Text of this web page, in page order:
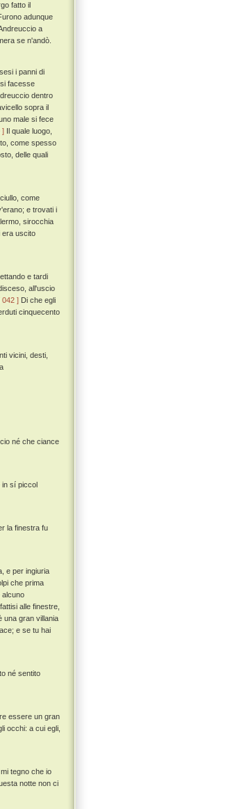
fatto il
adunque
a
se n'andò.
i panni di
facesse
dentro
sopra il
male si fece
] Il quale luogo,
come spesso
delle quali
come
e trovati i
sirocchia
era uscito
e tardi
all'uscio
042 ] Di che egli
cinquecento
vicini, desti,
né che ciance
in sí piccol
la finestra fu
e per ingiuria
che prima
alcuno
alle finestre,
una gran villania
e se tu hai
né sentito
essere un gran
occhi: a cui egli,
tegno che io
notte non ci